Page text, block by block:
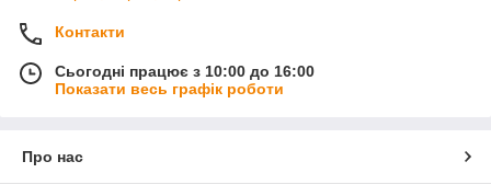
Контакти
Сьогодні працює з 10:00 до 16:00
Показати весь графік роботи
Про нас